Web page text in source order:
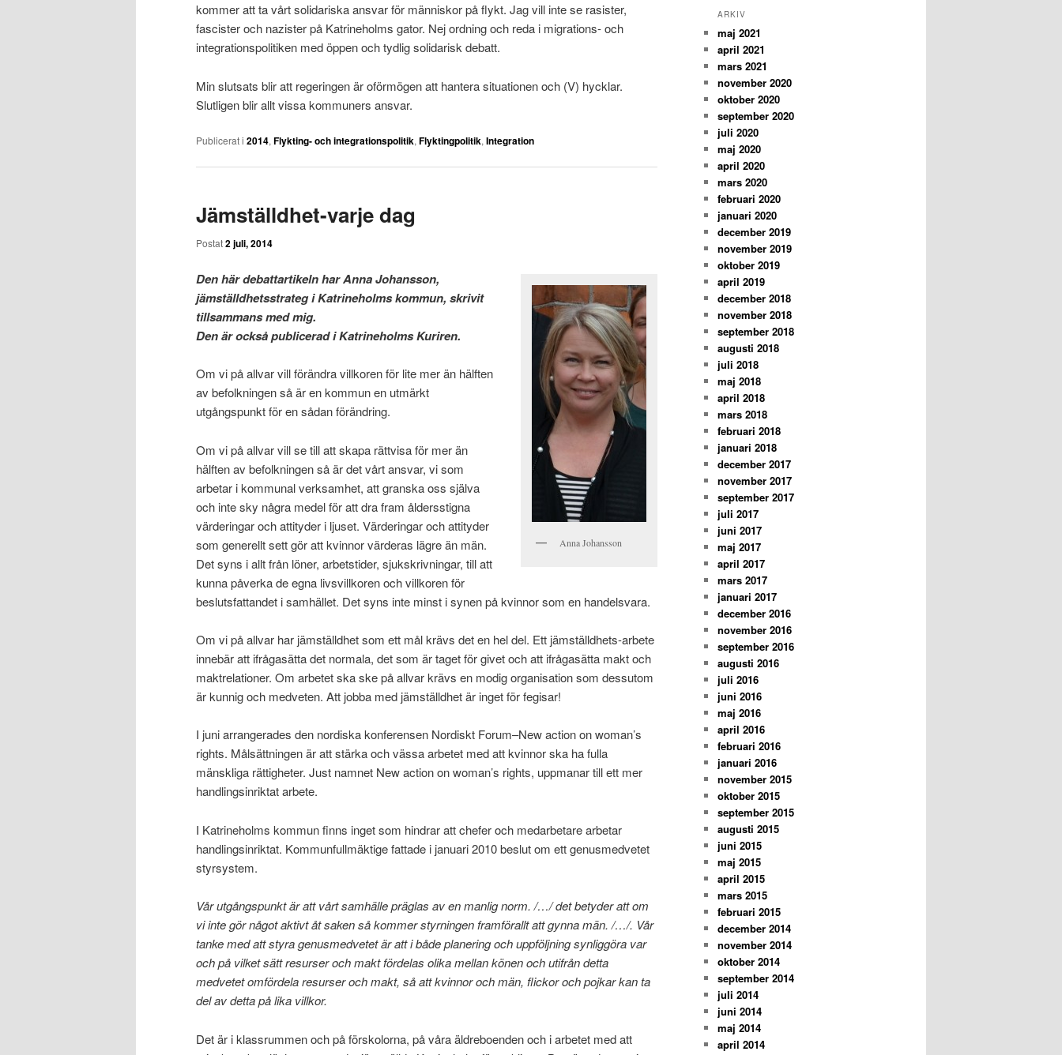
kommer att ta vårt solidariska ansvar för människor på flykt. Jag vill inte se rasister,
fascister och nazister på Katrineholms gator. Nej ordning och reda i migrations- och
integrationspolitiken med öppen och tydlig solidarisk debatt.
Min slutsats blir att regeringen är oförmögen att hantera situationen och (V) hycklar.
Slutligen blir allt vissa kommuners ansvar.
Publicerat i 2014, Flykting- och integrationspolitik, Flyktingpolitik, Integration
Jämställdhet-varje dag
Postat2 juli, 2014
Anna Johansson
Den här debattartikeln har Anna Johansson,
jämställdhetsstrateg i Katrineholms kommun, skrivit
tillsammans med mig.
Den är också publicerad i Katrineholms Kuriren.
Om vi på allvar vill förändra villkoren för lite mer än hälften
av befolkningen så är en kommun en utmärkt
utgångspunkt för en sådan förändring.
Om vi på allvar vill se till att skapa rättvisa för mer än
hälften av befolkningen så är det vårt ansvar, vi som
arbetar i kommunal verksamhet, att granska oss själva
och inte sky några medel för att dra fram åldersstigna
värderingar och attityder i ljuset. Värderingar och attityder
som generellt sett gör att kvinnor värderas lägre än män.
Det syns i allt från löner, arbetstider, sjukskrivningar, till att
kunna påverka de egna livsvillkoren och villkoren för
beslutsfattandet i samhället. Det syns inte minst i synen på kvinnor som en handelsvara.
Om vi på allvar har jämställdhet som ett mål krävs det en hel del. Ett jämställdhets-arbete
innebär att ifrågasätta det normala, det som är taget för givet och att ifrågasätta makt och
maktrelationer. Om arbetet ska ske på allvar krävs en modig organisation som dessutom
är kunnig och medveten. Att jobba med jämställdhet är inget för fegisar!
I juni arrangerades den nordiska konferensen Nordiskt Forum–New action on woman’s
rights. Målsättningen är att stärka och vässa arbetet med att kvinnor ska ha fulla
mänskliga rättigheter. Just namnet New action on woman’s rights, uppmanar till ett mer
handlingsinriktat arbete.
I Katrineholms kommun finns inget som hindrar att chefer och medarbetare arbetar
handlingsinriktat. Kommunfullmäktige fattade i januari 2010 beslut om ett genusmedvetet
styrsystem.
Vår utgångspunkt är att vårt samhälle präglas av en manlig norm. /…/ det betyder att om
vi inte gör något aktivt åt saken så kommer styrningen framförallt att gynna män. /…/. Vår
tanke med att styra genusmedvetet är att i både planering och uppföljning synliggöra var
och på vilket sätt resurser och makt fördelas olika mellan könen och utifrån detta
medvetet omfördela resurser och makt, så att kvinnor och män, flickor och pojkar kan ta
del av detta på lika villkor.
Det är i klassrummen och på förskolorna, på våra äldreboenden och i arbetet med att
ARKIV
maj 2021
april 2021
mars 2021
november 2020
oktober 2020
september 2020
juli 2020
maj 2020
april 2020
mars 2020
februari 2020
januari 2020
december 2019
november 2019
oktober 2019
april 2019
december 2018
november 2018
september 2018
augusti 2018
juli 2018
maj 2018
april 2018
mars 2018
februari 2018
januari 2018
december 2017
november 2017
september 2017
juli 2017
juni 2017
maj 2017
april 2017
mars 2017
januari 2017
december 2016
november 2016
september 2016
augusti 2016
juli 2016
juni 2016
maj 2016
april 2016
februari 2016
januari 2016
november 2015
oktober 2015
september 2015
augusti 2015
juni 2015
maj 2015
april 2015
mars 2015
februari 2015
december 2014
november 2014
oktober 2014
september 2014
juli 2014
juni 2014
maj 2014
april 2014